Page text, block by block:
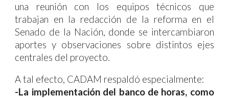
una reunión con los equipos técnicos que
trabajan en la redacción de la reforma en el
Senado de la Nación, donde se intercambiaron
aportes y observaciones sobre distintos ejes
centrales del proyecto.
A tal efecto, CADAM respaldó especialmente:
-La implementación del banco de horas, como